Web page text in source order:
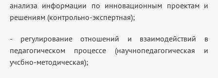
анализа информации по инновационным проектам и
решениям (контрольно-экспертная);
- регулирование отношений и взаимодействий в
педагогическом процессе (научнопедагогическая и
учсбно-методическая);